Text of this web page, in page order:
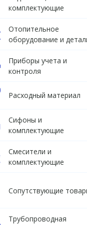
комплектующие
Отопительное
оборудование и
Приборы учета и
контроля
Расходный материал
Сифоны и
комплектующие
Смесители и
комплектующие
Сопутствующие
Трубопроводная